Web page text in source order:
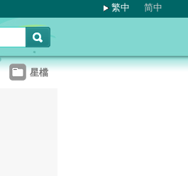
繁中 简中
星檔